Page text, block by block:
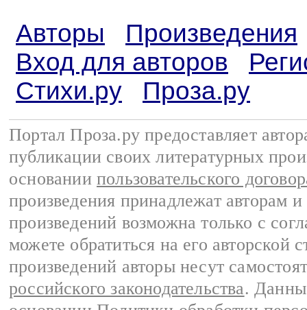
Авторы
Произведения
Вход для авторов
Стихи.ру
Проза.ру
Портал Проза.ру предоставляет
публикации своих литературных
основании пользовательского
произведения принадлежат авторам
произведений возможна только с
можете обратиться на его авторской
произведений авторы несут
российского законодательства.